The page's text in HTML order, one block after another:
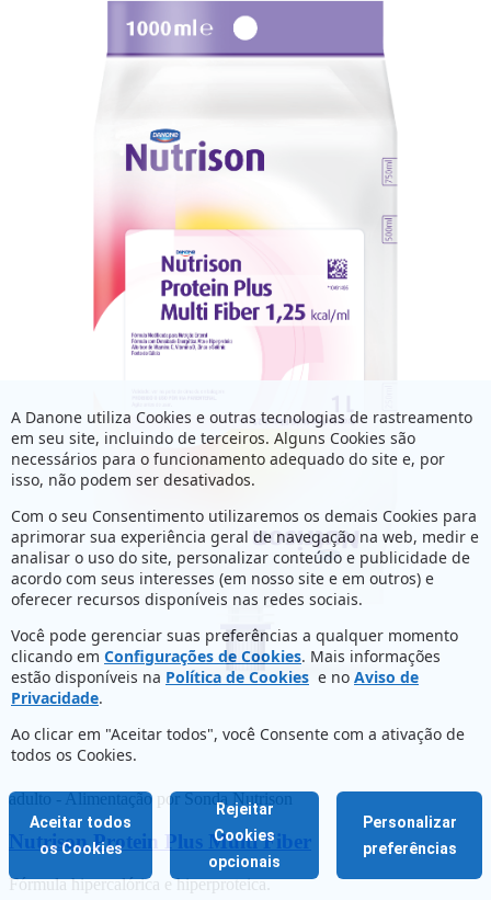
adulto - Alimentação por Sonda Nutrison
Nutrison Protein Plus Multi Fiber
Fórmula hipercalórica e hiperproteica.
A Danone utiliza Cookies e outras tecnologias de rastreamento
em seu site, incluindo de terceiros. Alguns Cookies são
necessários para o funcionamento adequado do site e, por
isso, não podem ser desativados.
Com o seu Consentimento utilizaremos os demais Cookies para
aprimorar sua experiência geral de navegação na web, medir e
analisar o uso do site, personalizar conteúdo e publicidade de
acordo com seus interesses (em nosso site e em outros) e
oferecer recursos disponíveis nas redes sociais.
Você pode gerenciar suas preferências a qualquer momento
clicando em Configurações de Cookies. Mais informações
estão disponíveis na Política de Cookies e no Aviso de
Privacidade.
Ao clicar em "Aceitar todos", você Consente com a ativação de
todos os Cookies.
Aceitar todos
os Cookies
Rejeitar
Cookies
opcionais
Personalizar
preferências